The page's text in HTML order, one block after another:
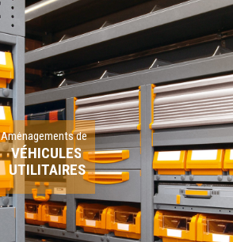
VÉHICULES
Aménagements de
UTILITAIRES